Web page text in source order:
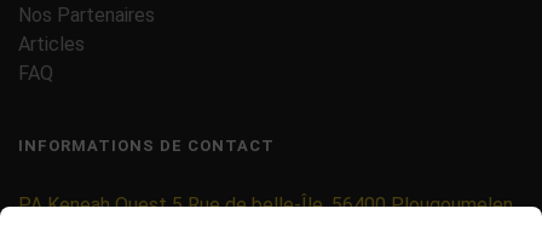
Nos Partenaires
Articles
FAQ
INFORMATIONS DE CONTACT
PA Keneah Ouest 5 Rue de belle-Île, 56400 Plougoumelen